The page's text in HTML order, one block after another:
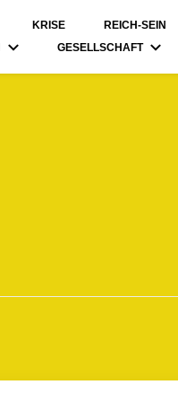
KRISE REICH-SEIN
GESELLSCHAFT